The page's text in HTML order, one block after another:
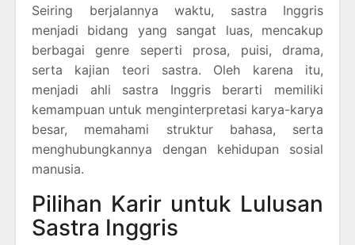
Seiring berjalannya waktu, sastra Inggris
menjadi bidang yang sangat luas, mencakup
berbagai genre seperti prosa, puisi, drama,
serta kajian teori sastra. Oleh karena itu,
menjadi ahli sastra Inggris berarti memiliki
kemampuan untuk menginterpretasi karya-karya
besar, memahami struktur bahasa, serta
menghubungkannya dengan kehidupan sosial
manusia.
Pilihan Karir untuk Lulusan
Sastra Inggris